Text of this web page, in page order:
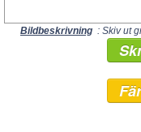
Bildbeskrivning : Skiv ut